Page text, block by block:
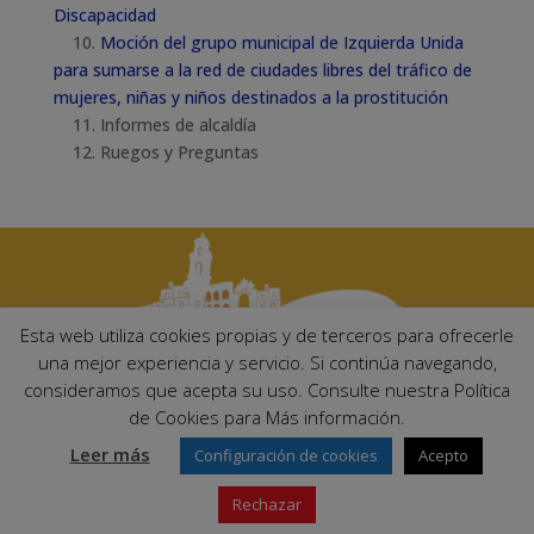
Discapacidad
10. Moción del grupo municipal de Izquierda Unida
para sumarse a la red de ciudades libres del tráfico de
mujeres, niñas y niños destinados a la prostitución
11. Informes de alcaldía
12. Ruegos y Preguntas
Ayuntamiento de Palma del Río. Plaza Mayor de Andalucía, 1 C.P:
14700 – Palma del Río (Córdoba)
Email:
ayuntamiento@palmadelrio.es
Teléfono: 957 71 02 44 | Fax: 957 64 47 39
Esta web utiliza cookies propias y de terceros para ofrecerle
una mejor experiencia y servicio. Si continúa navegando,
consideramos que acepta su uso. Consulte nuestra Política
de Cookies para Más información.
Leer más
Configuración de cookies Acepto
Rechazar